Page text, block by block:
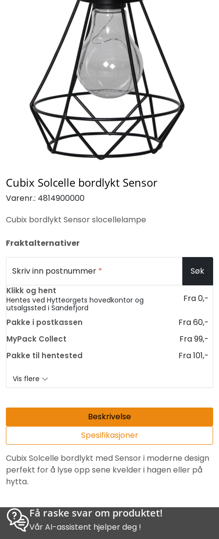
Cubix Solcelle bordlykt Sensor
Varenr.: 4814900000
Cubix bordlykt Sensor slocellelampe
Fraktalternativer
Skriv inn postnummer * Søk
Klikk og hent
Hentes ved Hytteorgets hovedkontor og
utsalgssted i Sandefjord
Fra 0,-
Pakke i postkassen Fra 60,-
MyPack Collect Fra 99,-
Pakke til hentested Fra 101,-
Vis flere
Beskrivelse
Spesifikasjoner
Cubix Solcelle bordlykt med Sensor i moderne design
perfekt for å lyse opp sene kvelder i hagen eller på
hytta.
Få raske svar om produktet!
Vår AI-assistent hjelper deg !